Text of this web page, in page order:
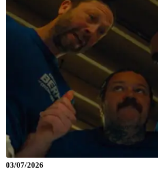
03/07/2026